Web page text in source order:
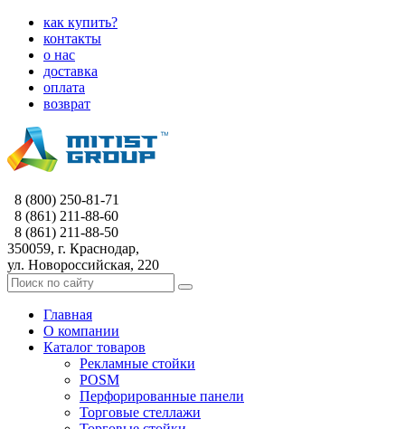
как купить?
контакты
о нас
доставка
оплата
возврат
8 (800) 250-81-71
8 (861) 211-88-60
8 (861) 211-88-50
350059, г. Краснодар,
ул. Новороссийская, 220
Главная
О компании
Каталог товаров
Рекламные стойки
POSM
Перфорированные панели
Торговые стеллажи